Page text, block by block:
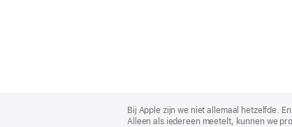
Footer
Bij Apple zijn we niet allemaal hetzelfde.
Alleen als iedereen meetelt, kunnen we